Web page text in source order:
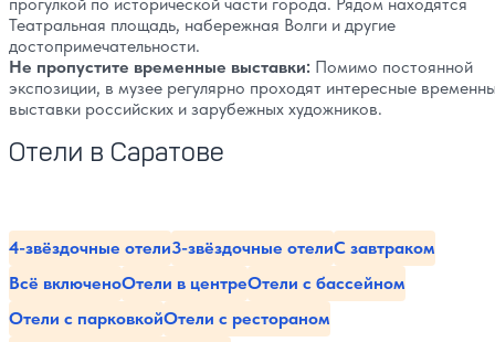
Театральная площадь, набережная Волги и другие
достопримечательности.
Не пропустите временные выставки: Помимо постоянной
экспозиции, в музее регулярно проходят интересные
выставки российских и зарубежных художников.
Отели в Саратове
4-звёздочные отели3-звёздочные отелиС завтраком
Всё включеноОтели в центреОтели с бассейном
Отели с парковкойОтели с рестораном